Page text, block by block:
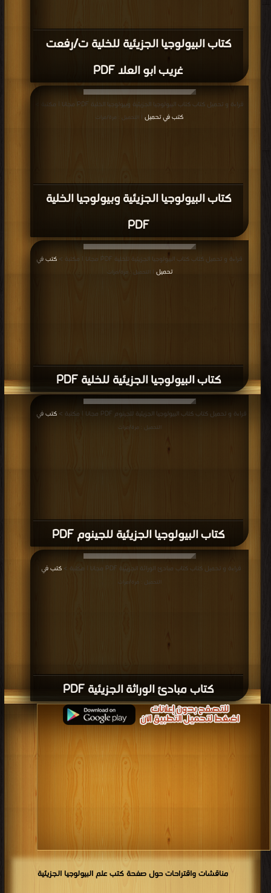
كتاب البيولوجيا الجزيئية للخلية ت/رفعت
غريب ابو العلا PDF
كتاب البيولوجيا الجزيئية وبيولوجيا الخلية
PDF
قراءة و تحميل كتاب كتاب البيولوجيا الجزيئية وبيولوجيا الخلية PDF مجانا | مكتبة >
كتب في تحميل
| التحميل : مرة/مرات
كتاب البيولوجيا الجزيئية للخلية PDF
قراءة و تحميل كتاب كتاب البيولوجيا الجزيئية للخلية PDF مجانا | مكتبة >
كتب في
تحميل | التحميل : مرة/مرات
كتاب البيولوجيا الجزيئية للجينوم PDF
قراءة و تحميل كتاب كتاب البيولوجيا الجزيئية للجينوم PDF مجانا | مكتبة > كتب في
التحميل : مرة/مرات
كتاب مبادئ الوراثة الجزيئية PDF
قراءة و تحميل كتاب كتاب مبادئ الوراثة الجزيئية PDF مجانا | مكتبة > كتب في
التحميل : مرة/مرات
مناقشات واقتراحات حول صفحة كتب علم البيولوجيا الجزيئية